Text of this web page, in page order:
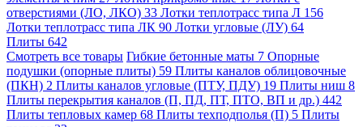
отверстиями (ЛО, ЛКО) 33 Лотки теплотрасс типа Л 156
Лотки теплотрасс типа ЛК 90 Лотки угловые (ЛУ) 64
Плиты 642
Смотреть все товары Гибкие бетонные маты 7 Опорные
подушки (опорные плиты) 59 Плиты каналов облицовочные
(ПКН) 2 Плиты каналов угловые (ПТУ, ПДУ) 19 Плиты ниш 8
Плиты перекрытия каналов (П, ПД, ПТ, ПТО, ВП и др.) 442
Плиты тепловых камер 68 Плиты техподполья (П) 5 Плиты